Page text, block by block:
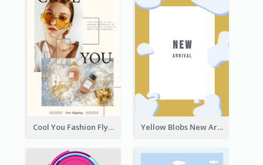
Cool You Fashion Flyers Yellow Blobs New Arrival Flyer